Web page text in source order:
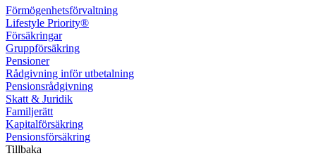
Förmögenhets­förvaltning
Lifestyle Priority®
Försäkringar
Grupp­försäkring
Pensioner
Rådgivning inför utbetalning
Pensions­rådgivning
Skatt & Juridik
Familje­rätt
Kapital­försäkring
Pensions­försäkring
Tillbaka